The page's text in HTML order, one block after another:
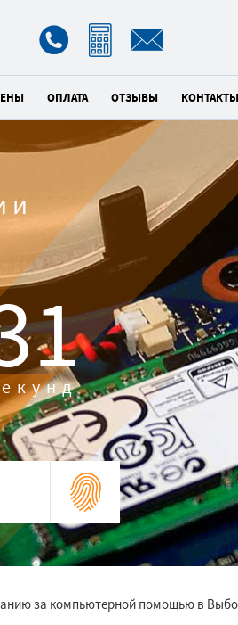
ОПЛАТА ОТЗЫВЫ КОНТАКТЫ
и
за компьютерной помощью в